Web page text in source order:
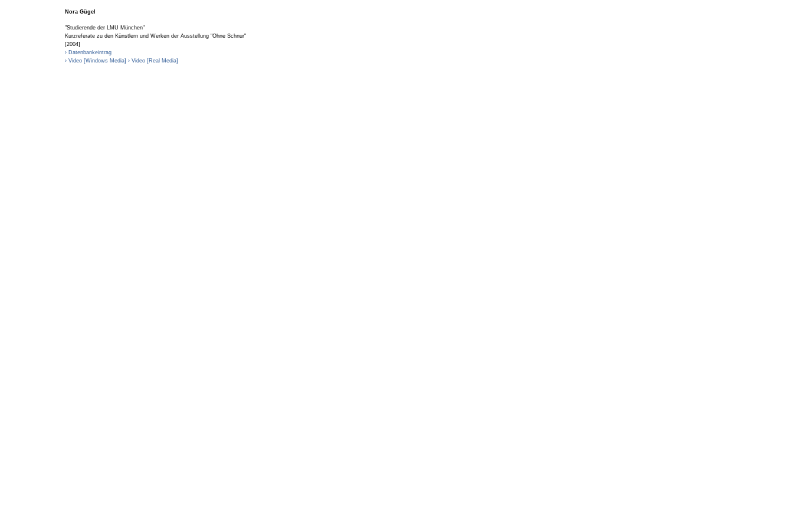
Nora Gügel
"Studierende der LMU München"
Kurzreferate zu den Künstlern und Werken der Ausstellung "Ohne Schnur"
[2004]
› Datenbankeintrag
› Video [Windows Media] › Video [Real Media]